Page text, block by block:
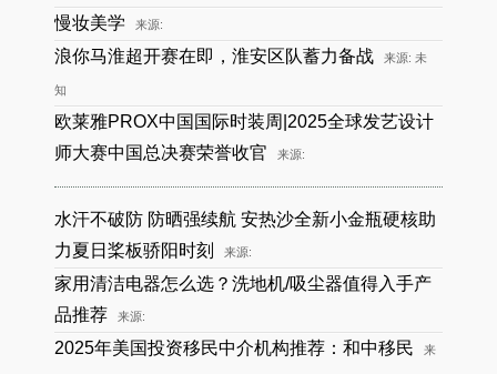
慢妆美学 来源:
浪你马淮超开赛在即，淮安区队蓄力备战 来源: 未
知
欧莱雅PROX中国国际时装周|2025全球发艺设计
师大赛中国总决赛荣誉收官
来源:
水汗不破防 防晒强续航 安热沙全新小金瓶硬核助
力夏日桨板骄阳时刻
来源:
家用清洁电器怎么选？洗地机/吸尘器值得入手产
品推荐
来源:
2025年美国投资移民中介机构推荐：和中移民 来